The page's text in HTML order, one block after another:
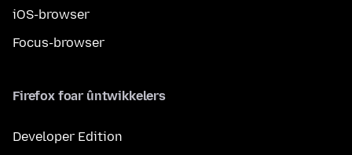
iOS-browser
Focus-browser
Firefox foar ûntwikkelers
Developer Edition